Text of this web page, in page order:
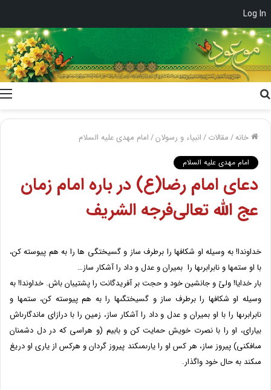
Log In
خانه/مقالات/انبیاء و رسولان/امام مهدی علیه السلام
امام مهدی علیه السلام
دعاى امام رضا(ع) در باره امام زمان
عج الله تعالی‌فرجه الشریف
خداوندا! به وسیله او شکاف‏ها را برطرف ساز و گسیختگى ‏ها را به هم پیوسته کن،
با او ستم‏ها و نابرابرى‏ها را بمیران و عدل و داد را آشکار ساز…
بار خدایا! ولىّ و جانشین خود و حجت بر آفریدگانت را پشتیبان باش. خداوندا! به
وسیله او شکاف‏ها را برطرف ساز و گسیختگى‏ها را به هم پیوسته کن، ستم‏ها و
نابرابرى‏ها را با او بمیران و عدل و داد را آشکار ساز، زمین را با درازاى ماندگارى‏اش
بیاراى، او را با نصرت خویش حمایت کن و بابیم (و هراسى که در دل دشمنان
مى‏افکنى) پیروز ساز، هر کس او را یارى‏مى‏کند پیروز گردان و هرکس از یارى او دریغ
مى‏کند به حال خود واگذار.